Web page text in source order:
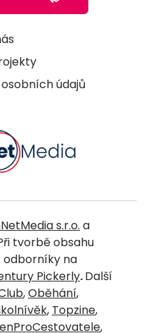
údajů
s.r.o. a
tvorbě obsahu
odborníky na
Pickerly.Další
,Oběhání,
, Topzine,
,